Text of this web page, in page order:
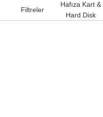
Filtreler
Hafıza Kart &
Hard Disk